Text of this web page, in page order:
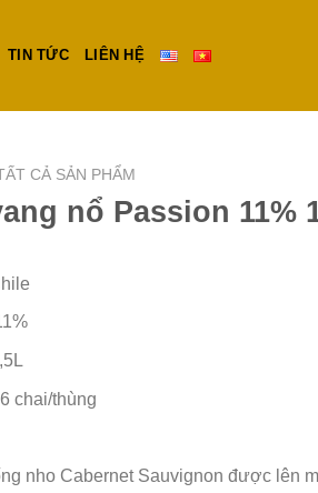
TIN TỨC LIÊN HỆ
CẢ SẢN PHẨM
nổ Passion 11%
chai/thùng
nho Cabernet Sauvignon được lên